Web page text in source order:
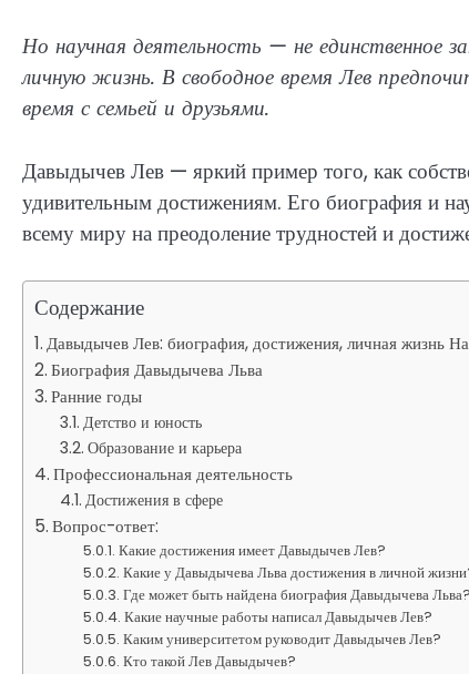
Но научная деятельность — не единственное
личную жизнь. В свободное время Лев
время с семьей и друзьями.
Давыдычев Лев — яркий пример того, как
удивительным достижениям. Его биография и
всему миру на преодоление трудностей и
Содержание
Давыдычев Лев: биография, достижения, личная жизнь
Биография Давыдычева Льва
Ранние годы
Детство и юность
Образование и карьера
Профессиональная деятельность
Достижения в сфере
Вопрос-ответ:
Какие достижения имеет Давыдычев Лев?
Какие у Давыдычева Льва достижения в личной
Где может быть найдена биография Давыдычева Льва?
Какие научные работы написал Давыдычев Лев?
Каким университетом руководит Давыдычев Лев?
Кто такой Лев Давыдычев?